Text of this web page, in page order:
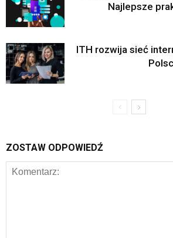
Najlepsze
ITH rozwija sieć
ZOSTAW ODPOWIEDŹ